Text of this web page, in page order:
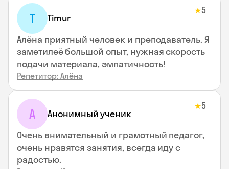
T Timur
★5
Алёна приятный человек и преподаватель. Я
заметилеё большой опыт, нужная скорость
подачи материала, эмпатичность!
Репетитор: Алёна
А Анонимный ученик
★5
Очень внимательный и грамотный педагог,
очень нравятся занятия, всегда иду с
радостью.